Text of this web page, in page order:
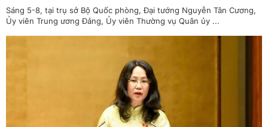
Sáng 5-8, tại trụ sở Bộ Quốc phòng, Đại tướng Nguyễn Tân Cương,
Ủy viên Trung ương Đảng, Ủy viên Thường vụ Quân ủy ...